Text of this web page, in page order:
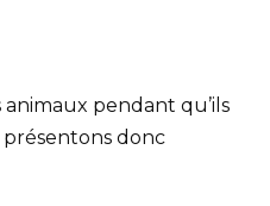
pendant qu’ils
donc